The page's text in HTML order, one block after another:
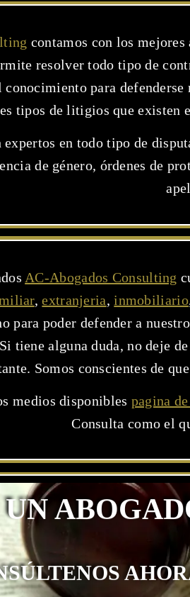
contamos con los mejores
resolver todo tipo de
para
tipos de litigios que existen
expertos en todo tipo de
de género, órdenes de
AC-Abogados Consulting
,extranjeria, inmobiliario
para poder defender a
tiene alguna duda, no deje
Somos conscientes de
medios disponibles pagina
Consulta como el